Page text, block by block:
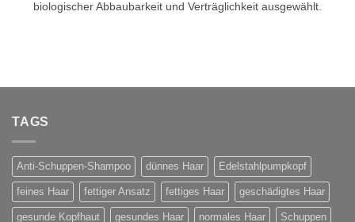
biologischer Abbaubarkeit und Verträglichkeit ausgewählt.
TAGS
Anti-Schuppen-Shampoo dünnes Haar Edelstahlpumpkopf
feines Haar fettiger Ansatz fettiges Haar geschädigtes Haar
gesunde Kopfhaut gesundes Haar normales Haar Schuppen